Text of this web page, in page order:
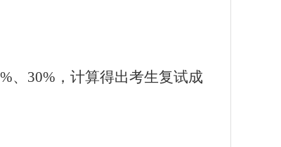
、 30% ，计算得出考生复试成